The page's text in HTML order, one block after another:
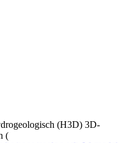
(H3D) 3D-
(